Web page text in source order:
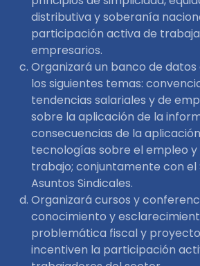
distributiva y soberanía
participación activa de
empresarios.
Organizará un banco de
los siguientes temas:
tendencias salariales y de
sobre la aplicación de la
consecuencias de la
tecnologías sobre el empleo y
trabajo; conjuntamente con el
Asuntos Sindicales.
Organizará cursos y
conocimiento y
problemática fiscal y
incentiven la participación